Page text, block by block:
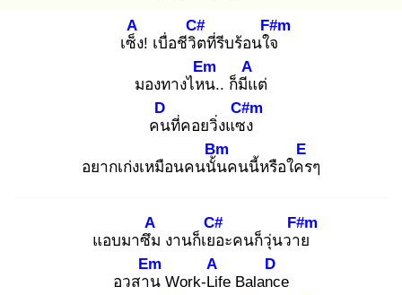
เซ็ง
A
! เบื่อชีวิต
C#
ที่รีบร้อนใจ
F#m
มองทางไหน
Em
.. ก็มีแ
A
ต่
คน
D
ที่คอยวิ่งแซง
C#m
อยากเก่งเหมือนคนนั้น
Bm
คนนี้หรือใคร
E
ๆ
แอบมาซึม
A
งานก็เยอ
C#
ะคนก็วุ่นวาย
F#m
อวสาน
Em
Work-Lif
A
e Balanc
D
e